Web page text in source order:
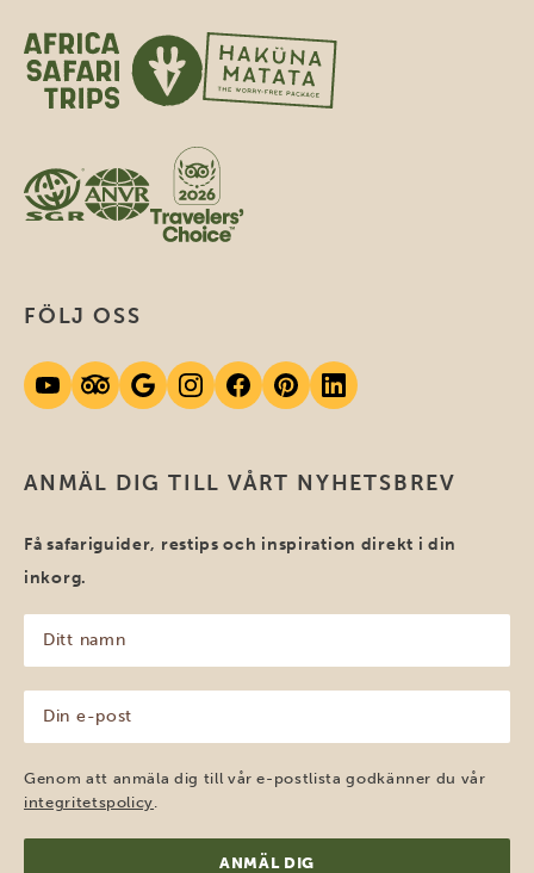
ANMÄL DIG TILL VÅRT NYHETSBREV
Få safariguider, restips och inspiration direkt i din
inkorg.
namn
(Obligatoriskt)
post
(Obligatoriskt)
Genom att anmäla dig till vår e-postlista godkänner du vår
integritetspolicy
FÖLJ OSS